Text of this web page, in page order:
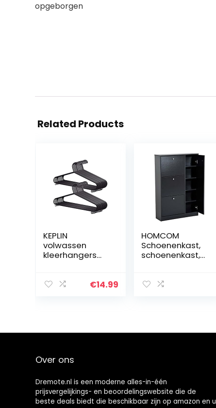
opgeborgen
Related Products
KEPLIN
volwassen
kleerhangers
kleding met pak
€14.99
HOMCOM
Schoenenkast,
schoenenkast,
en anti-
zwart
Over ons
Dremote.nl is een moderne alles-in-één
prijsvergelijkings- en beoordelingswebsite die de
beste deals biedt die beschikbaar zijn op amazon en u